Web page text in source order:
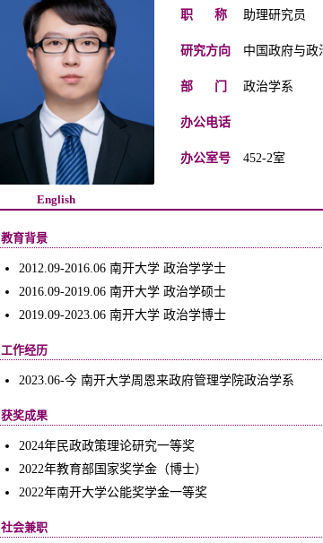
职 称 助理研究员
研究方向 中国政府与政
部 门 政治学系
办公电话
办公室号 452-2室
English
教育背景
2012.09-2016.06 南开大学 政治学学士
2016.09-2019.06 南开大学 政治学硕士
2019.09-2023.06 南开大学 政治学博士
工作经历
2023.06-今 南开大学周恩来政府管理学院政治学系
获奖成果
2024年民政政策理论研究一等奖
2022年教育部国家奖学金（博士）
2022年南开大学公能奖学金一等奖
社会兼职